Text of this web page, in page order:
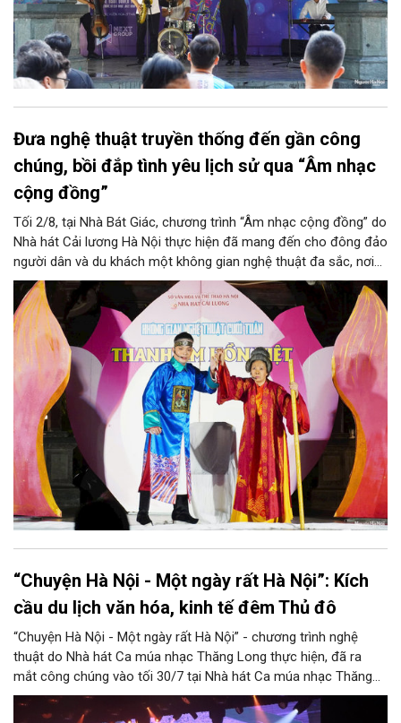
Đưa nghệ thuật truyền thống đến gần công
chúng, bồi đắp tình yêu lịch sử qua “Âm nhạc
cộng đồng”
Tối 2/8, tại Nhà Bát Giác, chương trình “Âm nhạc cộng đồng” do
Nhà hát Cải lương Hà Nội thực hiện đã mang đến cho đông đảo
người dân và du khách một không gian nghệ thuật đa sắc, nơi
những làn điệu cải lương, ca cổ, tân cổ và các tiết mục múa
hòa quyện trong không gian của phố đi bộ hồ Hoàn Kiếm. Đặc
biệt, chương trình có sự giao lưu của các nghệ sĩ đến từ
phương Nam, góp phần tạo nên cuộc gặp gỡ nghệ thuật giàu
cảm xúc.
“Chuyện Hà Nội - Một ngày rất Hà Nội”: Kích
cầu du lịch văn hóa, kinh tế đêm Thủ đô
“Chuyện Hà Nội - Một ngày rất Hà Nội” - chương trình nghệ
thuật do Nhà hát Ca múa nhạc Thăng Long thực hiện, đã ra
mắt công chúng vào tối 30/7 tại Nhà hát Ca múa nhạc Thăng
Long (số 31 - 33 phố Lương Văn Can, phường Hoàn Kiếm).